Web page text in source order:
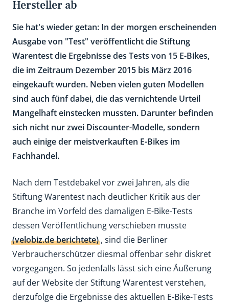
Hersteller ab
Sie hat's wieder getan: In der morgen erscheinenden
Ausgabe von "Test" veröffentlicht die Stiftung
Warentest die Ergebnisse des Tests von 15 E-Bikes,
die im Zeitraum Dezember 2015 bis März 2016
eingekauft wurden. Neben vielen guten Modellen
sind auch fünf dabei, die das vernichtende Urteil
Mangelhaft einstecken mussten. Darunter befinden
sich nicht nur zwei Discounter-Modelle, sondern
auch einige der meistverkauften E-Bikes im
Fachhandel.
Nach dem Testdebakel vor zwei Jahren, als die
Stiftung Warentest nach deutlicher Kritik aus der
Branche im Vorfeld des damaligen E-Bike-Tests
dessen Veröffentlichung verschieben musste
(velobiz.de berichtete), sind die Berliner
Verbraucherschützer diesmal offenbar sehr diskret
vorgegangen. So jedenfalls lässt sich eine Äußerung
auf der Website der Stiftung Warentest verstehen,
derzufolge die Ergebnisse des aktuellen E-Bike-Tests